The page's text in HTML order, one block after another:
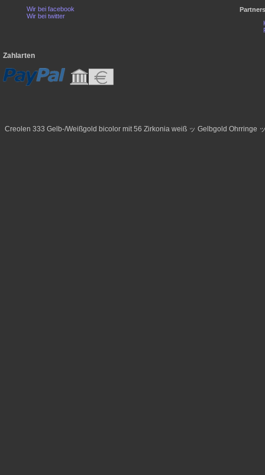
Wir bei facebook
Wir bei twitter
Zahlarten
Creolen 333 Gelb-/Weißgold bicolor mit 56 Zirkonia weiß ッ Gelbgold Ohrringe